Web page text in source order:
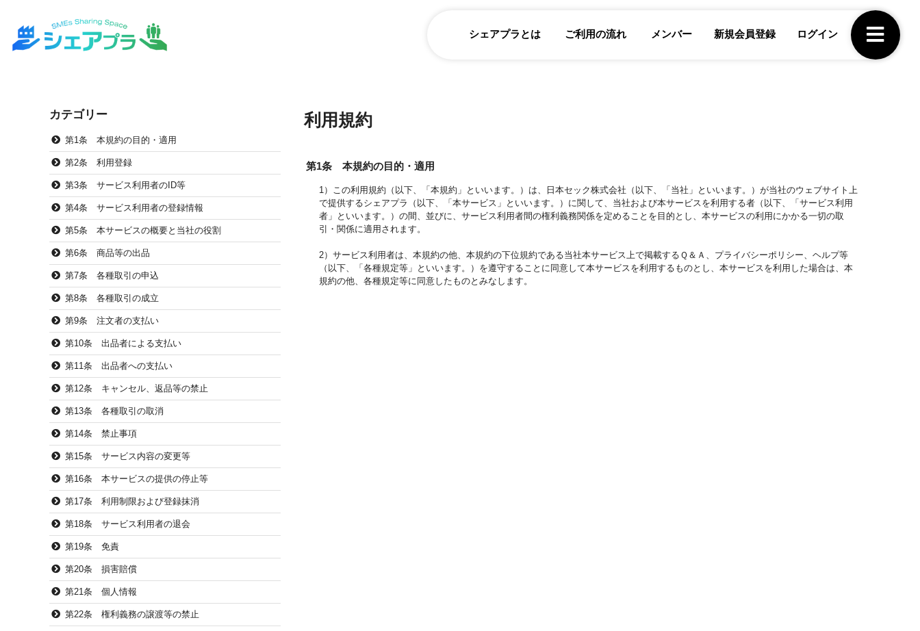
シェアプラとは ご利用の流れ メンバー 新規会員登録 ログイン
利用規約
第1条 本規約の目的・適用
1）この利用規約（以下、「本規約」といいます。）は、日本セック株式会社（以下、「当社」といいます。）が当社のウェブサイト上
で提供するシェアプラ（以下、「本サービス」といいます。）に関して、当社および本サービスを利用する者（以下、「サービス利用
者」といいます。）の間、並びに、サービス利用者間の権利義務関係を定めることを目的とし、本サービスの利用にかかる一切の取
引・関係に適用されます。
2）サービス利用者は、本規約の他、本規約の下位規約である当社本サービス上で掲載するＱ＆Ａ、プライバシーポリシー、ヘルプ等
（以下、「各種規定等」といいます。）を遵守することに同意して本サービスを利用するものとし、本サービスを利用した場合は、本
規約の他、各種規定等に同意したものとみなします。
カテゴリー
第1条 本規約の目的・適用
第2条 利用登録
第3条 サービス利用者のID等
第4条 サービス利用者の登録情報
第5条 本サービスの概要と当社の役割
第6条 商品等の出品
第7条 各種取引の申込
第8条 各種取引の成立
第9条 注文者の支払い
第10条 出品者による支払い
第11条 出品者への支払い
第12条 キャンセル、返品等の禁止
第13条 各種取引の取消
第14条 禁止事項
第15条 サービス内容の変更等
第16条 本サービスの提供の停止等
第17条 利用制限および登録抹消
第18条 サービス利用者の退会
第19条 免責
第20条 損害賠償
第21条 個人情報
第22条 権利義務の譲渡等の禁止